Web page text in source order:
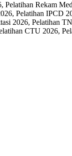
Rekam
Pelatihan IPCD
2026, Pelatihan
CTU 2026,